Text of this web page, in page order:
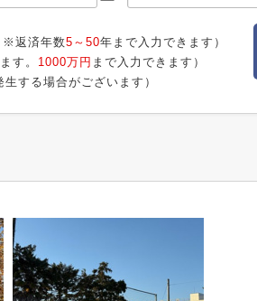
※返済年数5～50年まで入力できます）
す。 1000万円 まで入力できます）
する場合がございます）